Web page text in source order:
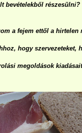
bevételekből részesülni?
a fejem ettől a
hogy szervezeteket,
megoldások